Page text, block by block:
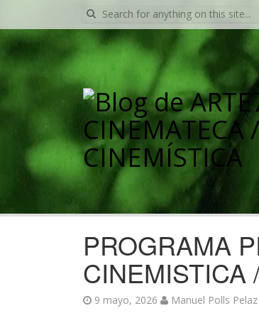
Search
PROGRAMA
CINEMISTICA
9 mayo, 2026 Manuel Polls Pelaz